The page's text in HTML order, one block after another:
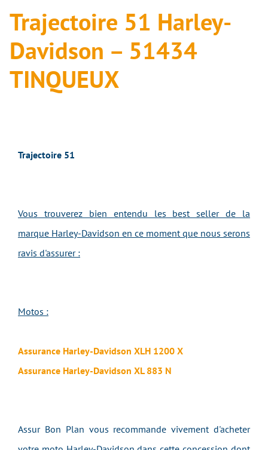
Trajectoire 51 Harley-
Davidson – 51434
TINQUEUX
Trajectoire 51
Vous trouverez bien entendu les best seller de la
marque Harley-Davidson en ce moment que nous serons
ravis d'assurer :
Motos :
Assurance Harley-Davidson XLH 1200 X
Assurance Harley-Davidson XL 883 N
Assur Bon Plan vous recommande vivement d'acheter